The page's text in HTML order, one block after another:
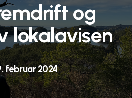
og
lokalavisen
februar 2024